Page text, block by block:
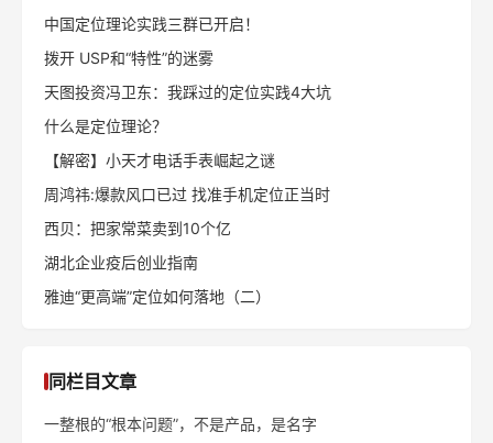
中国定位理论实践三群已开启！
拨开 USP和“特性”的迷雾
天图投资冯卫东：我踩过的定位实践4大坑
什么是定位理论？
【解密】小天才电话手表崛起之谜
周鸿祎:爆款风口已过 找准手机定位正当时
西贝：把家常菜卖到10个亿
湖北企业疫后创业指南
雅迪“更高端”定位如何落地（二）
同栏目文章
一整根的“根本问题”，不是产品，是名字